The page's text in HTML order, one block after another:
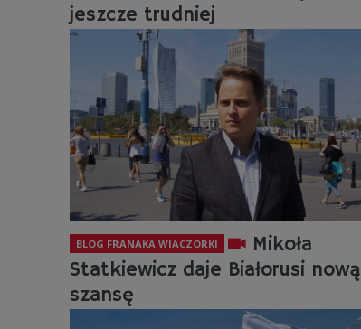
jeszcze trudniej
BLOG FRANAKA WIACZORKI
Mikoła
Statkiewicz daje Białorusi nową
szansę